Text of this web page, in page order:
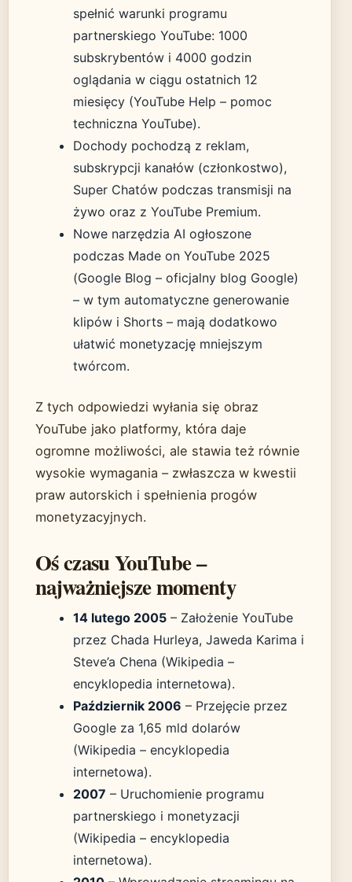
spełnić warunki programu
partnerskiego YouTube: 1000
subskrybentów i 4000 godzin
oglądania w ciągu ostatnich 12
miesięcy (YouTube Help – pomoc
techniczna YouTube).
Dochody pochodzą z reklam,
subskrypcji kanałów (członkostwo),
Super Chatów podczas transmisji na
żywo oraz z YouTube Premium.
Nowe narzędzia AI ogłoszone
podczas Made on YouTube 2025
(Google Blog – oficjalny blog Google)
– w tym automatyczne generowanie
klipów i Shorts – mają dodatkowo
ułatwić monetyzację mniejszym
twórcom.
Z tych odpowiedzi wyłania się obraz
YouTube jako platformy, która daje
ogromne możliwości, ale stawia też równie
wysokie wymagania – zwłaszcza w kwestii
praw autorskich i spełnienia progów
monetyzacyjnych.
Oś czasu YouTube –
najważniejsze momenty
14 lutego 2005 – Założenie YouTube
przez Chada Hurleya, Jaweda Karima i
Steve’a Chena (Wikipedia –
encyklopedia internetowa).
Październik 2006 – Przejęcie przez
Google za 1,65 mld dolarów
(Wikipedia – encyklopedia
internetowa).
2007 – Uruchomienie programu
partnerskiego i monetyzacji
(Wikipedia – encyklopedia
internetowa).